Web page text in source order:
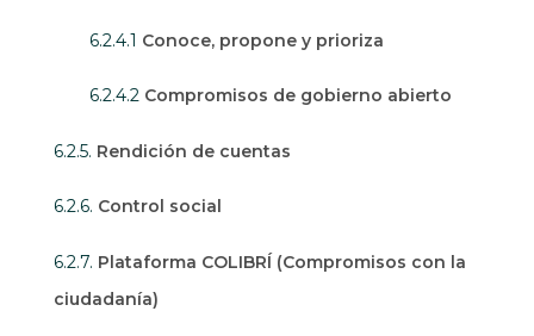
6.2.4.1 Conoce, propone y prioriza
6.2.4.2 Compromisos de gobierno abierto
6.2.5. Rendición de cuentas
6.2.6. Control social
6.2.7. Plataforma COLIBRÍ (Compromisos con la
ciudadanía)